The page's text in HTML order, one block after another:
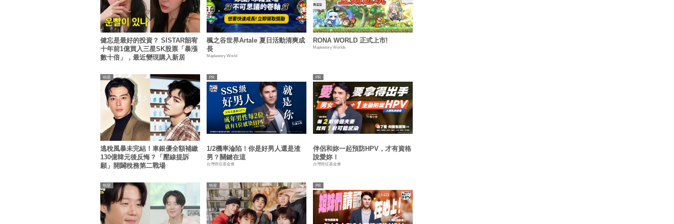
健忘是最好的投資？ SISTAR韶宥
十年前1億買入三星SK股票「暴漲
數十倍」，最近變現購入新居
楓之谷世界Artale 夏日活動清爽成
長
Maplestory World
RONA WORLD 正式上市!
Maplestory Worlds
逃稅風暴未完結！車銀優全額補繳
130億韓元後反悔？「壓線提訴
願」開闢稅務第二戰場
明星
1/2機率淪陷！你是好男人還是渣
男？關鍵在這
台灣癌症基金會
伴侶和妳一起預防HPV，才有資格
說愛妳！
台灣癌症基金會
明星 明星